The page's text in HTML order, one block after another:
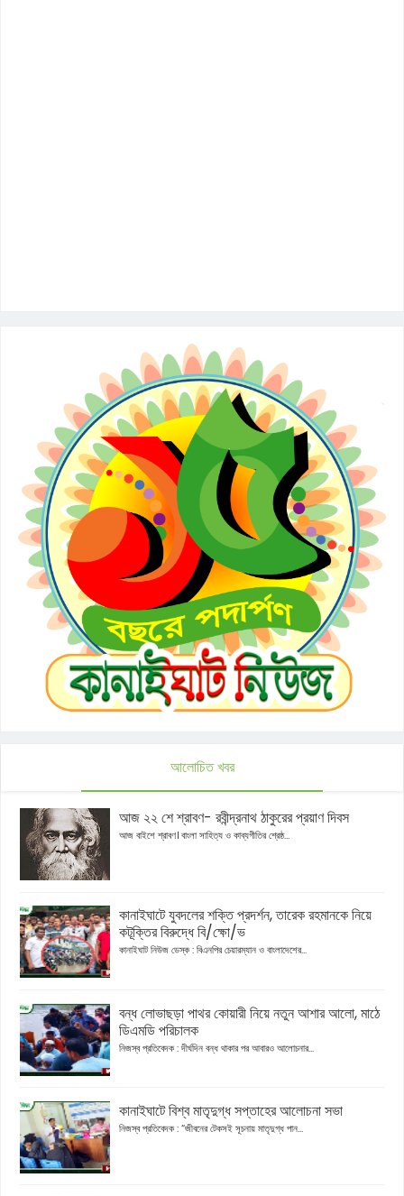
আলোচিত খবর
আজ ২২ শে শ্রাবণ- রবীন্দ্রনাথ ঠাকুরের প্রয়াণ দিবস
আজ বাইশে শ্রাবণ। বাংলা সাহিত্য ও কাব্যগীতির শ্রেষ্ঠ...
কানাইঘাটে যুবদলের শক্তি প্রদর্শন, তারেক রহমানকে নিয়ে
কটূক্তির বিরুদ্ধে বি/ক্ষো/ভ
কানাইঘাট নিউজ ডেস্ক : বিএনপির চেয়ারম্যান ও বাংলাদেশের...
বন্ধ লোভাছড়া পাথর কোয়ারী নিয়ে নতুন আশার আলো, মাঠে
ডিএমডি পরিচালক
নিজস্ব প্রতিবেদক : দীর্ঘদিন বন্ধ থাকার পর আবারও আলোচনার...
কানাইঘাটে বিশ্ব মাতৃদুগ্ধ সপ্তাহের আলোচনা সভা
নিজস্ব প্রতিবেদক : “জীবনের টেকসই সূচনায় মাতৃদুগ্ধ পান...